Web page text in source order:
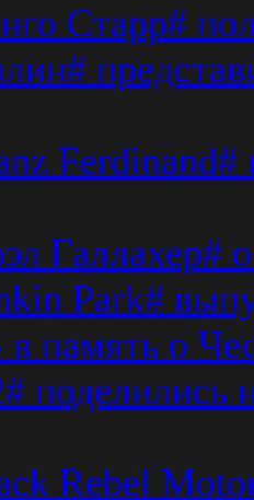
Старр#
Галлахер#
Park#
память о
Rebel